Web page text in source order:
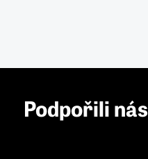
Podpořili nás